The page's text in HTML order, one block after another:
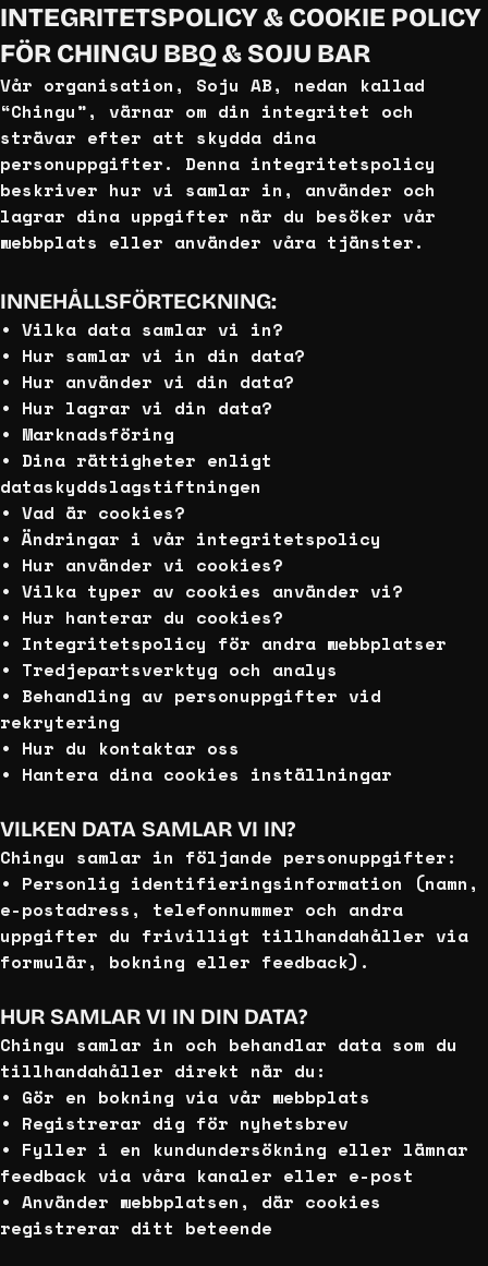
INTEGRITETSPOLICY & COOKIE POLICY
FÖR CHINGU BBQ & SOJU BAR
Vår organisation, Soju AB, nedan kallad
“Chingu”, värnar om din integritet och
strävar efter att skydda dina
personuppgifter. Denna integritetspolicy
beskriver hur vi samlar in, använder och
lagrar dina uppgifter när du besöker vår
webbplats eller använder våra tjänster.
INNEHÅLLSFÖRTECKNING:
• Vilka data samlar vi in?
• Hur samlar vi in din data?
• Hur använder vi din data?
• Hur lagrar vi din data?
• Marknadsföring
• Dina rättigheter enligt
dataskyddslagstiftningen
• Vad är cookies?
• Ändringar i vår integritetspolicy
• Hur använder vi cookies?
• Vilka typer av cookies använder vi?
• Hur hanterar du cookies?
• Integritetspolicy för andra webbplatser
• Tredjepartsverktyg och analys
• Behandling av personuppgifter vid
rekrytering
• Hur du kontaktar oss
• Hantera dina cookies inställningar
VILKEN DATA SAMLAR VI IN?
Chingu samlar in följande personuppgifter:
• Personlig identifieringsinformation (namn,
e-postadress, telefonnummer och andra
uppgifter du frivilligt tillhandahåller via
formulär, bokning eller feedback).
HUR SAMLAR VI IN DIN DATA?
Chingu samlar in och behandlar data som du
tillhandahåller direkt när du:
• Gör en bokning via vår webbplats
• Registrerar dig för nyhetsbrev
• Fyller i en kundundersökning eller lämnar
feedback via våra kanaler eller e-post
• Använder webbplatsen, där cookies
registrerar ditt beteende